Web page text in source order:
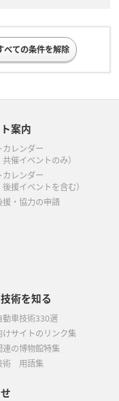
べての条件を解除
案内
カレンダー
共催イベントのみ）
カレンダー
後援イベントを含む）
援・協力の申請
術を知る
動車技術330選
けサイトのリンク集
連の博物館特集
術 用語集